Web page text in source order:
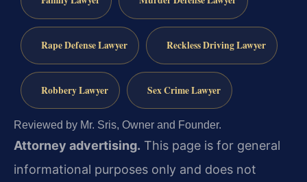
Rape Defense Lawyer Reckless Driving Lawyer
Robbery Lawyer Sex Crime Lawyer
Reviewed by Mr. Sris, Owner and Founder.
Attorney advertising. This page is for general
informational purposes only and does not